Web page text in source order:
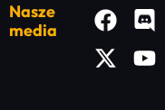
Nasze
media